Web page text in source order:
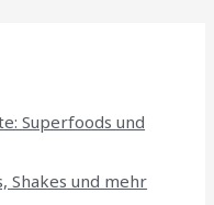
Superfoods und
Shakes und mehr